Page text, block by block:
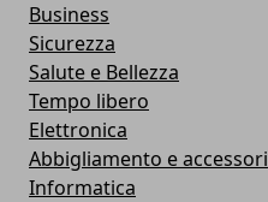
Business
Sicurezza
Salute e Bellezza
Tempo libero
Elettronica
Abbigliamento e accessori
Informatica